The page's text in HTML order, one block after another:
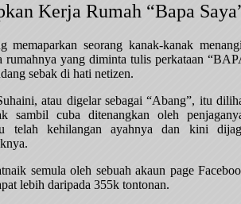
Kerja Rumah “Bapa
memaparkan seorang kanak-kanak
rumahnya yang diminta tulis perkataan
sebak di hati netizen.
atau digelar sebagai “Abang”, itu
sambil cuba ditenangkan oleh
telah kehilangan ayahnya dan kini
semula oleh sebuah akaun page
lebih daripada 355k tontonan.